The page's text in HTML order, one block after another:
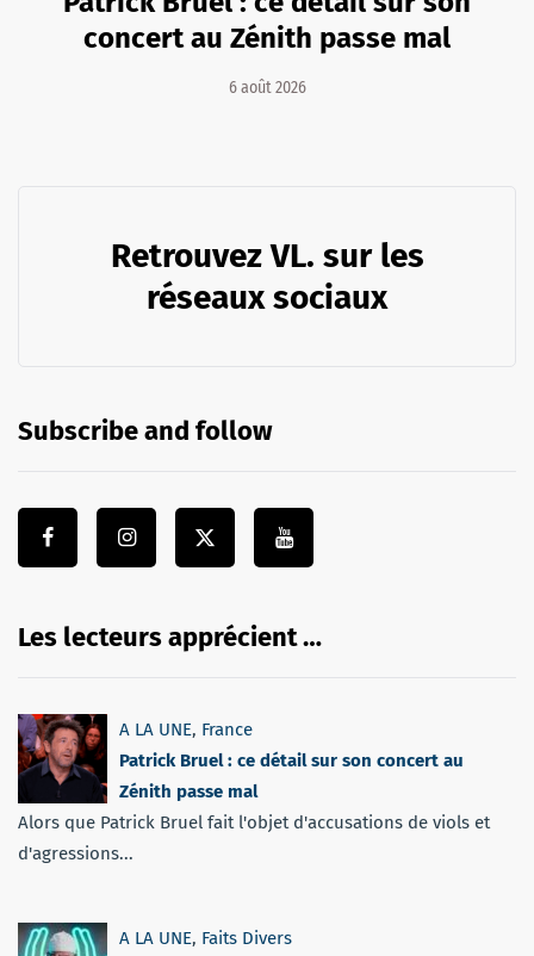
concert au Zénith passe mal
6 août 2026
Retrouvez VL. sur les
réseaux sociaux
Subscribe and follow
Les lecteurs apprécient …
A LA UNE, France
Patrick Bruel : ce détail sur son concert au
Zénith passe mal
Alors que Patrick Bruel fait l'objet d'accusations de viols et
d'agressions...
A LA UNE, Faits Divers